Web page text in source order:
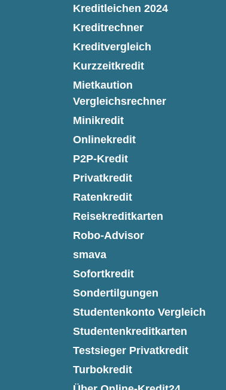
Kreditleichen 2024
Kreditrechner
Kreditvergleich
Kurzzeitkredit
Mietkaution
Vergleichsrechner
Minikredit
Onlinekredit
P2P-Kredit
Privatkredit
Ratenkredit
Reisekreditkarten
Robo-Advisor
smava
Sofortkredit
Sondertilgungen
Studentenkonto Vergleich
Studentenkreditkarten
Testsieger Privatkredit
Turbokredit